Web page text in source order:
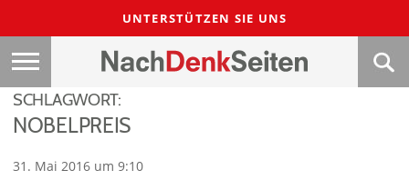
UNTERSTÜTZEN SIE UNS
SCHLAGWORT:
NOBELPREIS
31. Mai 2016 um 9:10